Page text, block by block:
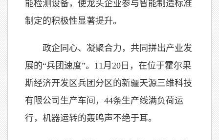
能检测设备，使龙头企业参与智能制造标准
制定的积极性显著提升。
政企同心、凝聚合力，共同拼出产业发
展的“兵团速度”。11月20日，在位于霍尔果
斯经济开发区兵团分区的新疆天源三维科技
有限公司生产车间，44条生产线满负荷运
行，机器运转的轰鸣声不绝于耳。